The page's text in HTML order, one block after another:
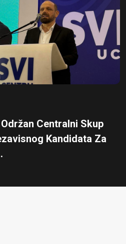
Centralni Skup
Kandidata Za